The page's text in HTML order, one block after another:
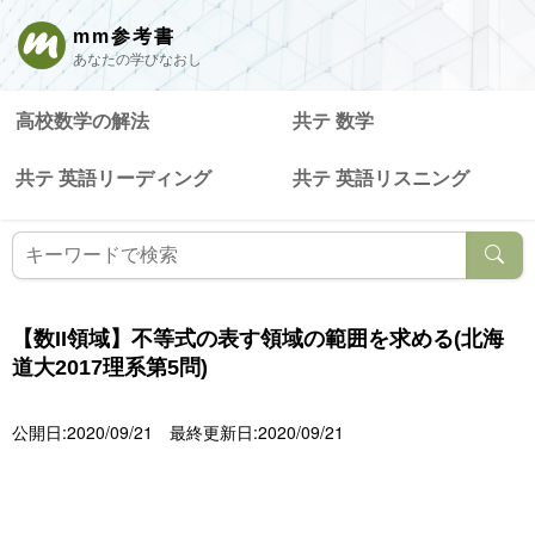
mm参考書
あなたの学びなおし
高校数学の解法 共テ 数学
共テ 英語リーディング 共テ 英語リスニング
【数II領域】不等式の表す領域の範囲を求める(北海
道大2017理系第5問)
公開日:2020/09/21 最終更新日:2020/09/21